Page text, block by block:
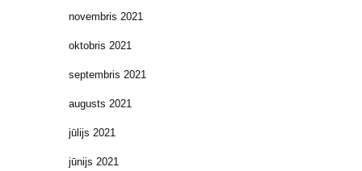
novembris 2021
oktobris 2021
septembris 2021
augusts 2021
jūlijs 2021
jūnijs 2021